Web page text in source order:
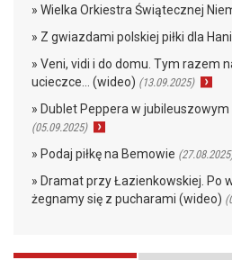
» Wielka Orkiestra Świątecznej
» Z gwiazdami polskiej piłki dla Hani
» Veni, vidi i do domu. Tym razem
ucieczce… (wideo) (13.09.2025)
» Dublet Peppera w
(05.09.2025)
» Podaj piłkę na Bemowie
» Dramat przy Łazienkowskiej. Po
żegnamy się z pucharami (wideo)